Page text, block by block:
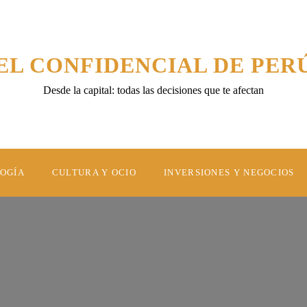
CONFIDENCIAL DE
Desde la capital: todas las decisiones que te afectan
CULTURA Y OCIO INVERSIONES Y NEGOCIOS